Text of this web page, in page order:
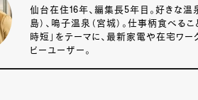
仙台在住16年、編集長5年目。好きな温
島）、鳴子温泉（宮城）。仕事柄食べる
時短」をテーマに、最新家電や在宅ワ
ビーユーザー。